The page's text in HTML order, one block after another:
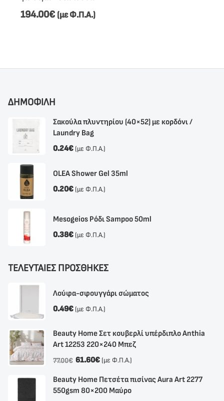
194.00€ (με Φ.Π.Α.)
ΔΗΜΟΦΙΛΗ
Σακούλα πλυντηρίου (40×52) με κορδόνι /
Laundry Bag
0.24€ (με Φ.Π.Α.)
OLEA Shower Gel 35ml
0.20€ (με Φ.Π.Α.)
Mesogeios Ρόδι Sampoo 50ml
0.38€ (με Φ.Π.Α.)
ΤΕΛΕΥΤΑΙΕΣ ΠΡΟΣΘΗΚΕΣ
Λούφα-σφουγγάρι σώματος
0.49€ (με Φ.Π.Α.)
Beauty Home Σετ κουβερλί υπέρδιπλο Anthia
Αrt 12253 220×240 Μπεζ
77.00€ 61.60€ (με Φ.Π.Α.)
Beauty Home Πετσέτα πισίνας Aura Art 2277
550gsm 80×200 Μαύρο